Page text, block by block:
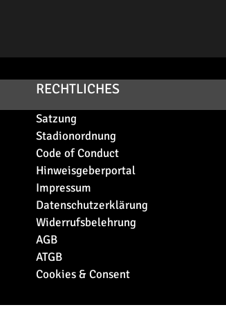
RECHTLICHES
Satzung
Stadionordnung
Code of Conduct
Hinweisgeberportal
Impressum
Datenschutzerklärung
Widerrufsbelehrung
AGB
ATGB
Cookies & Consent